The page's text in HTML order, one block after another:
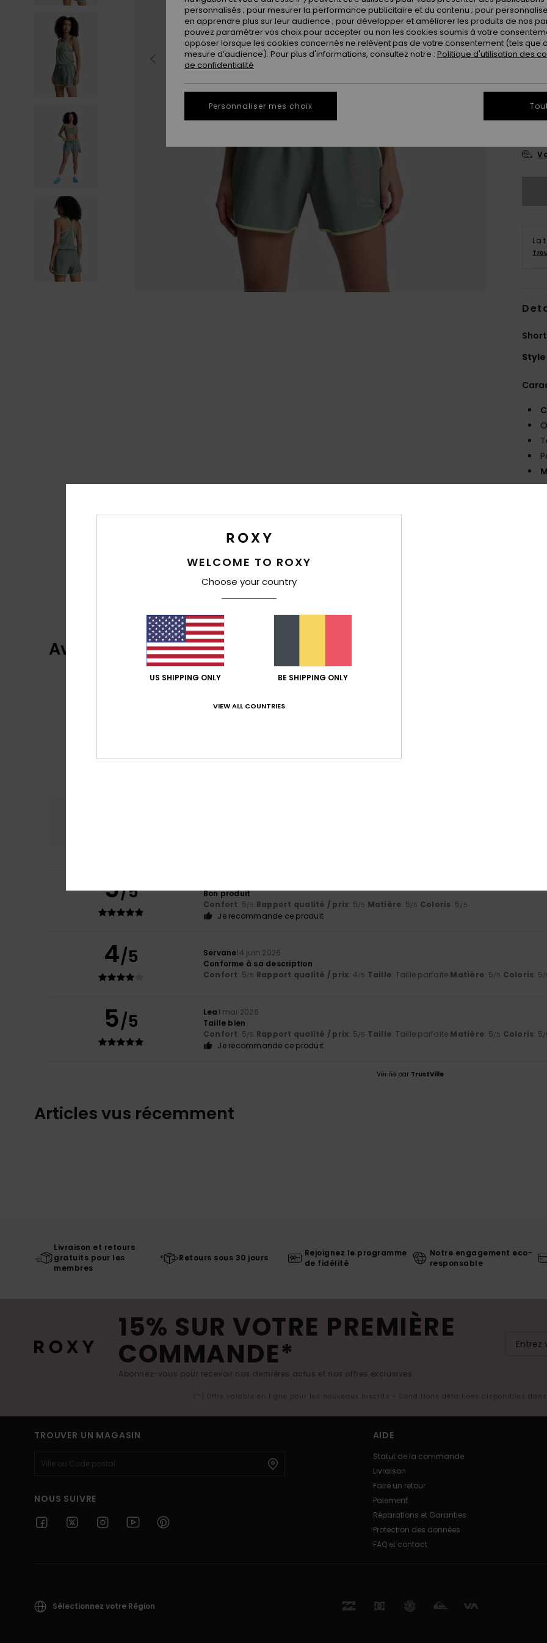
La
Style
un
Avis clients
5/5
Bon produit
Confort: 5/5 Rapport qualité / prix: 5/5 Matière: 5/5 Coloris: 5/5
Je recommande ce produit
4/5 Servane14 juin 2026
Conforme à sa description
Confort: 5/5 Rapport qualité / prix: 4/5 Taille: Taille parfaite Matière: 5/5 Coloris: 5/
5/5 Lea1 mai 2026
Taille bien
Confort: 5/5 Rapport qualité / prix: 5/5 Taille: Taille parfaite Matière: 5/5 Coloris: 5/
Je recommande ce produit
Vérifié par TrustVille
Articles vus récemment
Livraison et retours
gratuits pour les
membres
Retours sous 30 jours
Rejoignez le programme
de fidélité
Notre engagement eco-
responsable
15% SUR VOTRE PREMIÈRE
COMMANDE*
Abonnez-vous pour recevoir nos dernières actus et nos offres exclusives.
(*) Offre valable en ligne pour les nouveaux inscrits - Conditions détaillées disponibles
TROUVER UN MAGASIN
NOUS SUIVRE
AIDE
Statut de la commande
Livraison
Faire un retour
Paiement
Réparations et Garanties
Protection des données
FAQ et contact
Sélectionnez votre Région
WELCOME TO ROXY
Choose your country
US SHIPPING ONLY BE SHIPPING ONLY
VIEW ALL COUNTRIES
personnalisés ; pour mesurer la performance publicitaire et du contenu ; pour
en apprendre plus sur leur audience ; pour développer et améliorer les produits de nos
pouvez paramétrer vos choix pour accepter ou non les cookies soumis à votre
opposer lorsque les cookies concernés ne relèvent pas de votre consentement (tels que
mesure d’audience). Pour plus d'informations, consultez notre : Politique d'utilisation des
de confidentialité
Personnaliser mes choix